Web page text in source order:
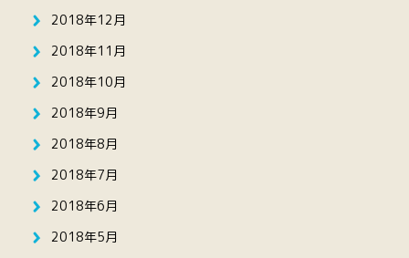
2018年12月
2018年11月
2018年10月
2018年9月
2018年8月
2018年7月
2018年6月
2018年5月